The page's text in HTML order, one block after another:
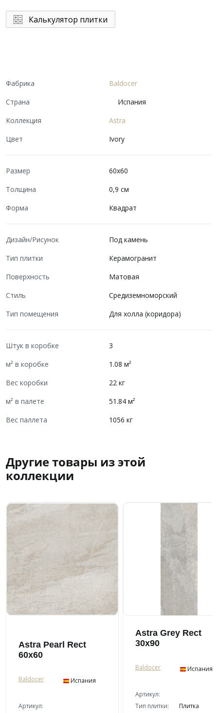
Калькулятор плитки
Фабрика
Baldocer
Страна
Испания
Коллекция
Astra
Цвет
Ivory
Размер
60x60
Толщина
0,9 см
Форма
Квадрат
Дизайн/Рисунок
Под камень
Тип плитки
Керамогранит
Поверхность
Матовая
Стиль
Средиземноморский
Тип помещения
Для холла (коридора)
Штук в коробке
3
м² в коробке
1.08 м²
Вес коробки
22 кг
м² в палете
51.84 м²
Вес паллета
1056 кг
Другие товары из этой
коллекции
Astra Pearl Rect
60x60
Baldocer Испания
Артикул:
Astra Grey Rect
30x90
Baldocer Испания
Артикул:
Тип плитки:
Плитка